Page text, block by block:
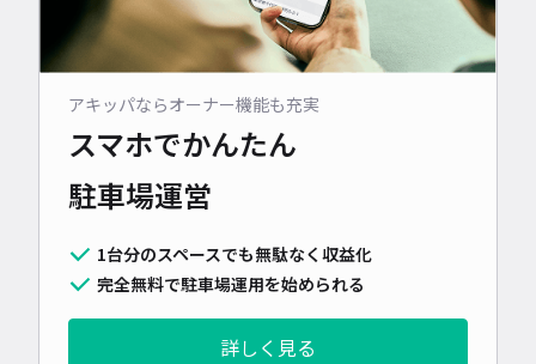
アキッパならオーナー機能も充実
スマホでかんたん
駐車場運営
1台分のスペースでも無駄なく収益化
完全無料で駐車場運用を始められる
詳しく見る